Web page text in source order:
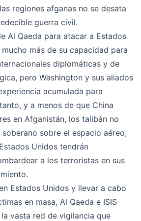
regiones afganas no se desata
guerra civil.
Qaeda para atacar a Estados
más de su capacidad para
diplomáticas y de
pero Washington y sus aliados
acumulada para
y a menos de que China
en Afganistán, los talibán no
sobre el espacio aéreo,
Unidos tendrán
a los terroristas en sus
Unidos y llevar a cabo
en masa, Al Qaeda e ISIS
vasta red de vigilancia que